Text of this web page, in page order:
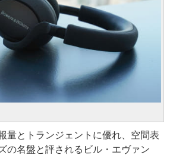
量とトランジェントに優れ、空間表
の名盤と評されるビル・エヴァン